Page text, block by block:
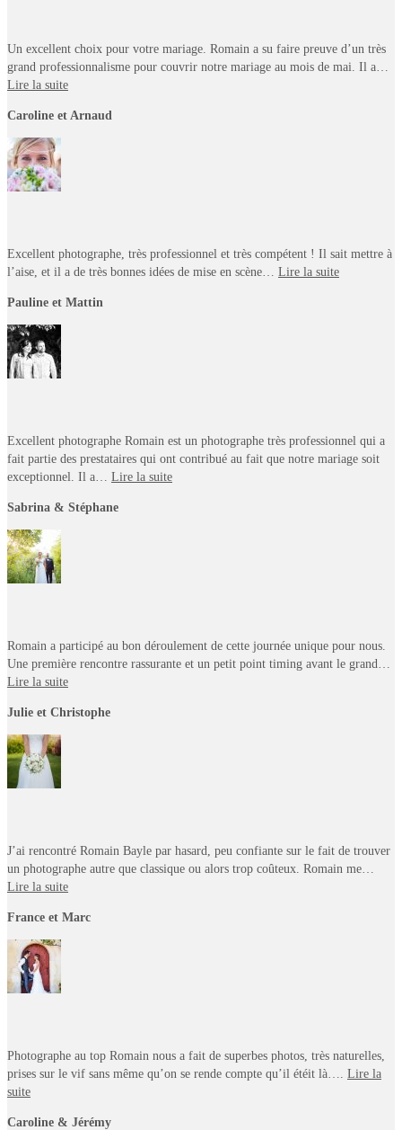
Un excellent choix pour votre mariage. Romain a su faire preuve d’un très
grand professionnalisme pour couvrir notre mariage au mois de mai. Il a…
Lire la suite
Caroline et Arnaud
Excellent photographe, très professionnel et très compétent ! Il sait mettre à
l’aise, et il a de très bonnes idées de mise en scène… Lire la suite
Pauline et Mattin
Excellent photographe Romain est un photographe très professionnel qui a
fait partie des prestataires qui ont contribué au fait que notre mariage soit
exceptionnel. Il a… Lire la suite
Sabrina & Stéphane
Romain a participé au bon déroulement de cette journée unique pour nous.
Une première rencontre rassurante et un petit point timing avant le grand…
Lire la suite
Julie et Christophe
J’ai rencontré Romain Bayle par hasard, peu confiante sur le fait de trouver
un photographe autre que classique ou alors trop coûteux. Romain me…
Lire la suite
France et Marc
Photographe au top Romain nous a fait de superbes photos, très naturelles,
prises sur le vif sans même qu’on se rende compte qu’il étéit là…. Lire la
suite
Caroline & Jérémy